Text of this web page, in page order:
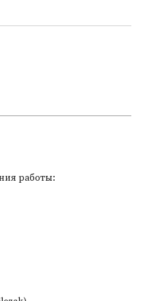
работы: